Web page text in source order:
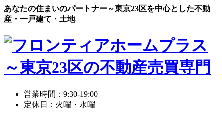
あなたの住まいのパートナー～東京23区を中心とした不動
産・一戸建て・土地
営業時間：9:30-19:00
定休日：火曜・水曜